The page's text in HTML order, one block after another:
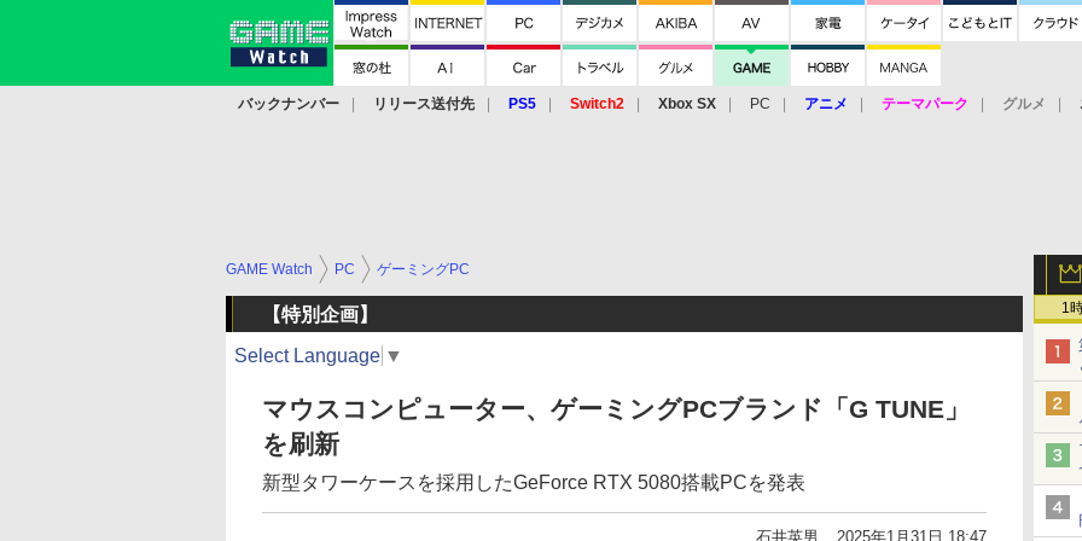
バックナンバー リリース送付先 PS5 Switch2 Xbox SX PC アニメ テーマパーク グルメ
1
GAME Watch PC ゲーミングPC
【特別企画】
Select Language ▼
マウスコンピューター、ゲーミングPCブランド「G TUNE」
を刷新
新型タワーケースを採用したGeForce RTX 5080搭載PCを発表
石井英男 2025年1月31日 18:47